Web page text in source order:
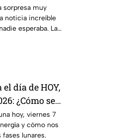
sorpresa muy
noticia increíble
esperaba. La
día de HOY,
¿Cómo se
hoy, viernes 7
y cómo nos
fases lunares.